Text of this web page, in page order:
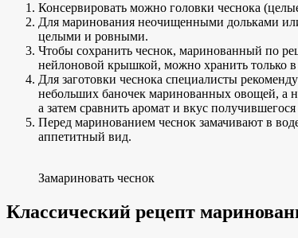
Консервировать можно головки чеснока
Для маринования неочищенными дольками
целыми и ровными.
Чтобы сохранить чеснок, маринованный по
нейлоновой крышкой, можно хранить только в
Для заготовки чеснока специалисты
небольших баночек маринованных овощей, а
а затем сравнить аромат и вкус
Перед маринованием чеснок замачивают в
аппетитный вид.
Замариновать чеснок
Классический рецепт